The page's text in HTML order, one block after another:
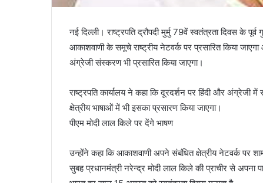
नई दिल्ली। राष्ट्रपति द्रौपदी मुर्मु 79वें स्वतंत्रता दिवस के
आकाशवाणी के समूचे राष्ट्रीय नेटवर्क पर प्रसारित किया
अंग्रेजी संस्करण भी प्रसारित किया जाएगा।
राष्ट्रपति कार्यालय ने कहा कि दूरदर्शन पर हिंदी और अंग्रेजी में
क्षेत्रीय भाषाओं में भी इसका प्रसारण किया जाएगा।
पीएम मोदी लाल किले पर देंगे भाषण
उन्होंने कहा कि आकाशवाणी अपने संबंधित क्षेत्रीय नेटवर्क पर
सुबह प्रधानमंत्री नरेन्द्र मोदी लाल किले की प्राचीर से अपना